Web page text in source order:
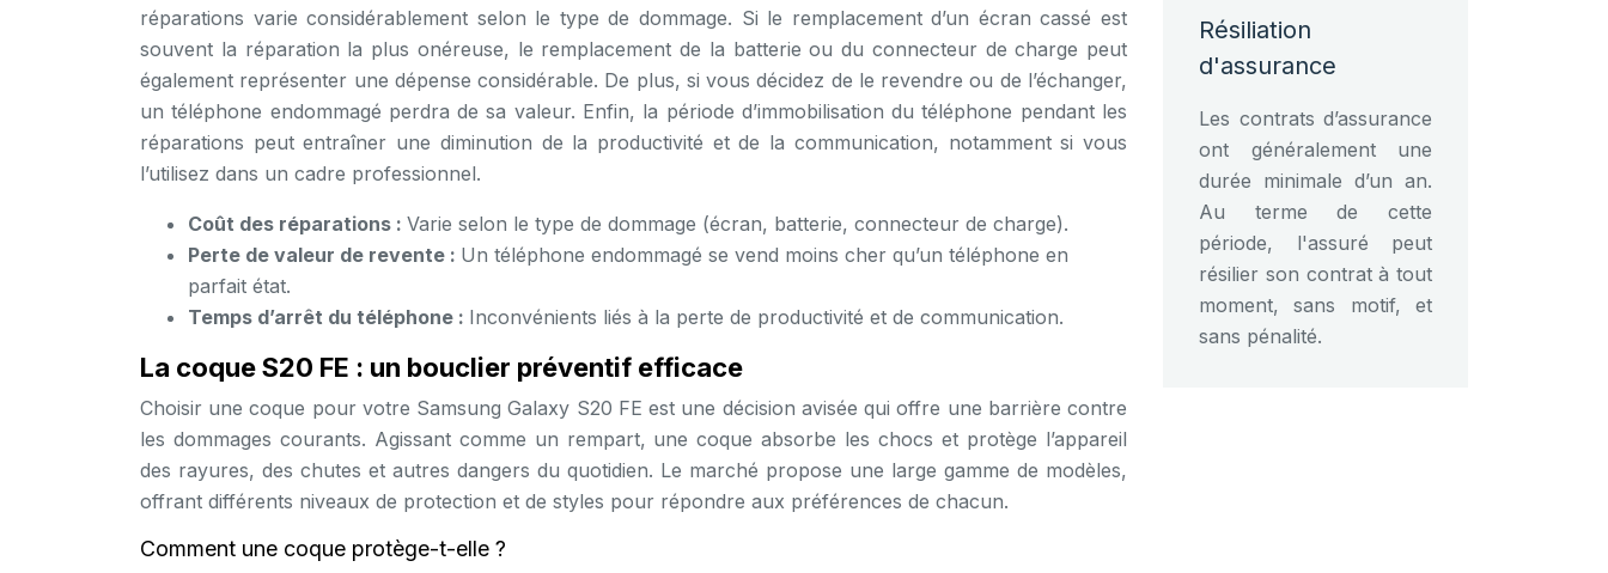
réparations varie considérablement selon le type de dommage. Si le remplacement d’un écran cassé est
souvent la réparation la plus onéreuse, le remplacement de la batterie ou du connecteur de charge peut
également représenter une dépense considérable. De plus, si vous décidez de le revendre ou de l’échanger,
un téléphone endommagé perdra de sa valeur. Enfin, la période d’immobilisation du téléphone pendant les
réparations peut entraîner une diminution de la productivité et de la communication, notamment si vous
l’utilisez dans un cadre professionnel.
Coût des réparations : Varie selon le type de dommage (écran, batterie, connecteur de charge).
Perte de valeur de revente : Un téléphone endommagé se vend moins cher qu’un téléphone en
parfait état.
Temps d’arrêt du téléphone : Inconvénients liés à la perte de productivité et de communication.
La coque S20 FE : un bouclier préventif efficace
Choisir une coque pour votre Samsung Galaxy S20 FE est une décision avisée qui offre une barrière contre
les dommages courants. Agissant comme un rempart, une coque absorbe les chocs et protège l’appareil
des rayures, des chutes et autres dangers du quotidien. Le marché propose une large gamme de modèles,
offrant différents niveaux de protection et de styles pour répondre aux préférences de chacun.
Comment une coque protège-t-elle ?
Résiliation
d'assurance
Les contrats d’assurance
ont généralement une
durée minimale d’un an.
Au terme de cette
période, l'assuré peut
résilier son contrat à tout
moment, sans motif, et
sans pénalité.